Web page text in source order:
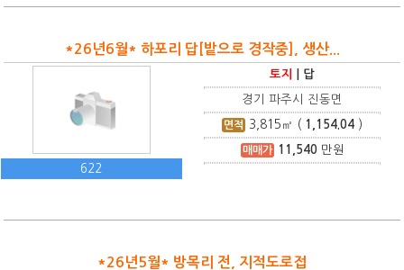
*26년6월* 하포리 답[밭으로 경작중], 생산...
622
토지 답
경기 파주시 진동면
면적 3,815 ㎡ ( 1,154.04 )
매매가 11,540만원
*26년5월* 방목리 전, 지적도로접